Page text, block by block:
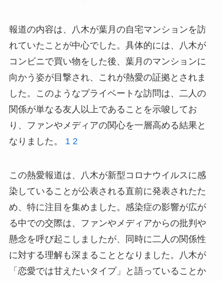
報道の内容は、八木が葉月の自宅マンションを訪
れていたことが中心でした。具体的には、八木が
コンビニで買い物をした後、葉月のマンションに
向かう姿が目撃され、これが熱愛の証拠とされま
した。このようなプライベートな訪問は、二人の
関係が単なる友人以上であることを示唆してお
り、ファンやメディアの関心を一層高める結果と
なりました。 1 2
この熱愛報道は、八木が新型コロナウイルスに感
染していることが公表される直前に発表されたた
め、特に注目を集めました。感染症の影響が広が
る中での交際は、ファンやメディアからの批判や
懸念を呼び起こしましたが、同時に二人の関係性
に対する理解も深まることとなりました。八木が
「恋愛では甘えたいタイプ」と語っていることか